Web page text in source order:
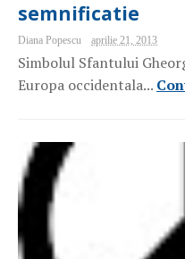
semnificatie
Diana Popescu aprilie 21, 2013
Simbolul Sfantului
Europa occidentala...